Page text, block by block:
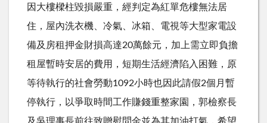
因大樓樑柱毀損嚴重，經判定為紅單危樓無法居
住，屋內洗衣機、冷氣、冰箱、電視等大型家電設
備及房租押金財損高達20萬餘元，加上需立即負擔
租屋暫時安居的費用，短期生活經濟陷入困難，原
等待執行的社會勞動1092小時也因此請假2個月暫
停執行，以爭取時間工作賺錢重整家園，郭檢察長